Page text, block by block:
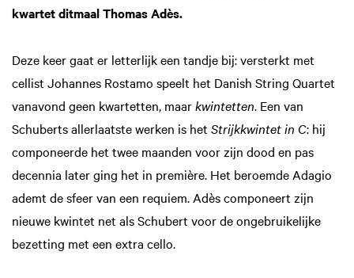
kwartet ditmaal Thomas Adès.
Deze keer gaat er letterlijk een tandje bij: versterkt met
cellist Johannes Rostamo speelt het Danish String Quartet
vanavond geen kwartetten, maarkwintetten. Een van
Schuberts allerlaatste werken is het Strijkkwintet in C: hij
componeerde het twee maanden voor zijn dood en pas
decennia later ging het in première. Het beroemde Adagio
ademt de sfeer van een requiem. Adès componeert zijn
nieuwe kwintet net als Schubert voor de ongebruikelijke
bezetting met een extra cello.